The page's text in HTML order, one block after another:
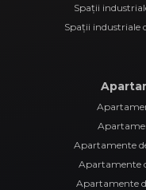
Spații
Spații industriale
Apartamente
Apartamente
Apartamente